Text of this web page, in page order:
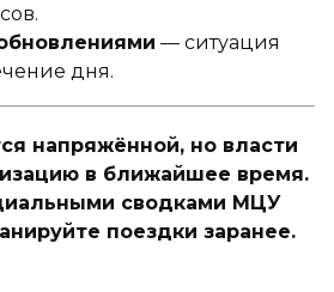
— ситуация
дня.
напряжённой, но власти
в ближайшее время.
сводками МЦУ
поездки заранее.